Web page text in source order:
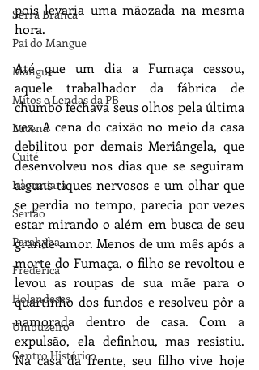
Serra Branca
Pai do Mangue
Mangue
Mitos e Lendas da PB
Lucena
Cuité
Itacoatiara
Sertão
Parahyba
Frederica
Holandeses
Umbuzeiro
Centro Histórico
pois levaria uma mãozada na mesma
hora.
Até que um dia a Fumaça cessou,
aquele trabalhador da fábrica de
chumbo fechava seus olhos pela última
vez. A cena do caixão no meio da casa
debilitou por demais Meriângela, que
desenvolveu nos dias que se seguiram
alguns tiques nervosos e um olhar que
se perdia no tempo, parecia por vezes
estar mirando o além em busca de seu
grande amor. Menos de um mês após a
morte do Fumaça, o filho se revoltou e
levou as roupas de sua mãe para o
quartinho dos fundos e resolveu pôr a
namorada dentro de casa. Com a
expulsão, ela definhou, mas resistiu.
Na casa da frente, seu filho vive hoje